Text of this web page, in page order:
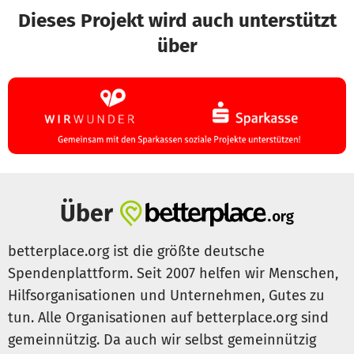
Dieses Projekt wird auch unterstützt
über
Über
betterplace.org ist die größte deutsche
Spendenplattform. Seit 2007 helfen wir Menschen,
Hilfsorganisationen und Unternehmen, Gutes zu
tun. Alle Organisationen auf betterplace.org sind
gemeinnützig. Da auch wir selbst gemeinnützig